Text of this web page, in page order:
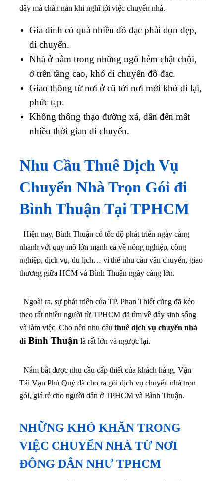
đây mà chán nản khi nghĩ tới việc chuyển nhà.
Gia đình có quá nhiều đồ đạc phải dọn dẹp,
di chuyển.
Nhà ở nằm trong những ngõ hẻm chật chội,
ở trên tầng cao, khó di chuyển đồ đạc.
Giao thông từ nơi ở cũ tới nơi mới khó đi lại,
phức tạp.
Không thông thạo đường xá, dẫn đến mất
nhiều thời gian di chuyển.
Nhu Cầu Thuê Dịch Vụ
Chuyển Nhà Trọn Gói đi
Bình Thuận Tại TPHCM
Hiện nay, Bình Thuận có tốc độ phát triển ngày càng
nhanh với quy mô lớn mạnh cả về nông nghiệp, công
nghiệp, dịch vụ, du lịch… vì thế nhu cầu vận chuyển, giao
thương giữa HCM và Bình Thuận ngày càng lớn.
Ngoài ra, sự phát triển của TP. Phan Thiết cũng đã kéo
theo rất nhiều người từ TPHCM đã tìm về đây sinh sống
và làm việc. Cho nên nhu cầu thuê dịch vụ chuyển nhà
đi Bình Thuận là rất lớn và ngược lại.
Nắm bắt được nhu cầu cấp thiết của khách hàng, Vận
Tải Vạn Phú Quý đã cho ra gói dịch vụ chuyển nhà trọn
gói, giá rẻ cho người dân ở TPHCM và Bình Thuận.
NHỮNG KHÓ KHĂN TRONG
VIỆC CHUYỂN NHÀ TỪ NƠI
ĐÔNG DÂN NHƯ TPHCM